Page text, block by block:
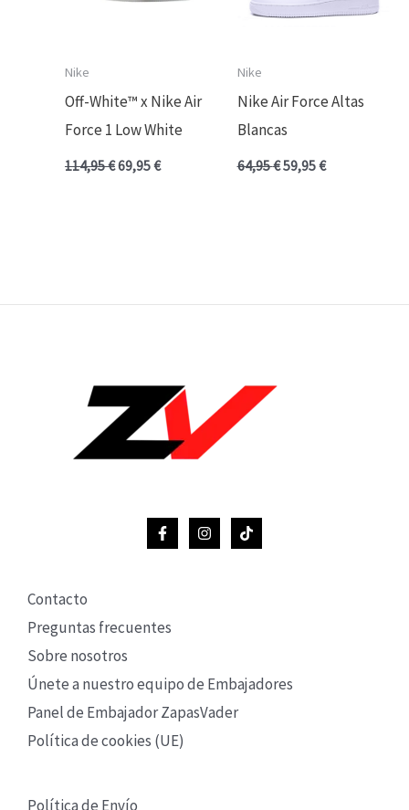
Nike
Off-White™ x Nike Air
Force 1 Low White
114,95€69,95€
Nike
Nike Air Force Altas
Blancas
64,95€59,95€
Contacto
Preguntas frecuentes
Sobre nosotros
Únete a nuestro equipo de Embajadores
Panel de Embajador ZapasVader
Política de cookies (UE)
Política de Envío